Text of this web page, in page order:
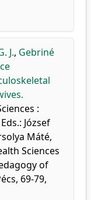
J., Gebriné
:
József
Máté,
Sciences
of
69-79,